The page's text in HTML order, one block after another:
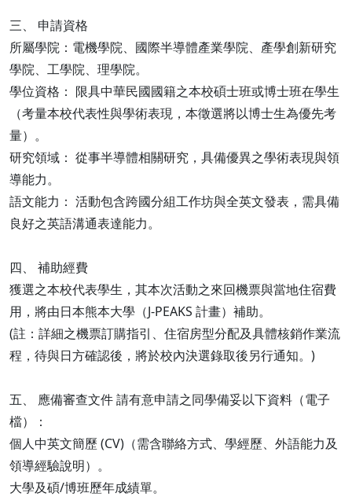
三、 申請資格
所屬學院：電機學院、國際半導體產業學院、產學創新研究
學院、工學院、理學院。
學位資格： 限具中華民國國籍之本校碩士班或博士班在學生
（考量本校代表性與學術表現，本徵選將以博士生為優先考
量）。
研究領域： 從事半導體相關研究，具備優異之學術表現與領
導能力。
語文能力： 活動包含跨國分組工作坊與全英文發表，需具備
良好之英語溝通表達能力。
四、 補助經費
獲選之本校代表學生，其本次活動之來回機票與當地住宿費
用，將由日本熊本大學（J-PEAKS 計畫）補助。
(註：詳細之機票訂購指引、住宿房型分配及具體核銷作業流
程，待與日方確認後，將於校內決選錄取後另行通知。)
五、 應備審查文件 請有意申請之同學備妥以下資料（電子
檔）：
個人中英文簡歷 (CV)（需含聯絡方式、學經歷、外語能力及
領導經驗說明）。
大學及碩/博班歷年成績單。